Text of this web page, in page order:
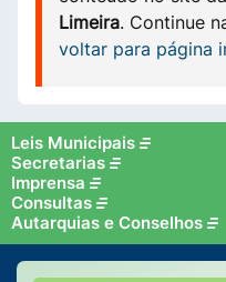
Limeira. Continue
voltar para página
Leis Municipais
Secretarias
Imprensa
Consultas
Autarquias e Conselhos